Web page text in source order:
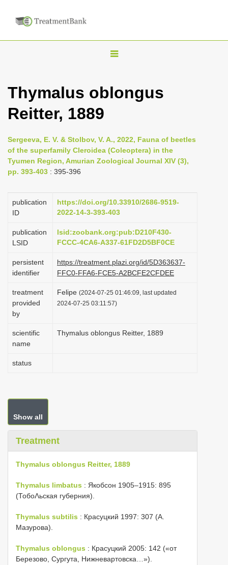
T
g
n
a
g
a
i
n
Thymalus oblongus
Reitter, 1889
Sergeeva, E. V. & Stolbov, V. A., 2022, Fauna of beetles
of the superfamily Cleroidea (Coleoptera) in the
Tyumen Region, Amurian Zoological Journal XIV (3),
pp. 393-403 : 395-396
publication
ID
https://doi.org/10.33910/2686-9519-
2022-14-3-393-403
publication
LSID
lsid:zoobank.org:pub:D210F430-
FCCC-4CA6-A337-61FD2D5BF0CE
persistent
identifier
https://treatment.plazi.org/id/5D363637-
FFC0-FFA6-FCE5-A2BCFE2CFDEE
treatment
provided
by
Felipe (2024-07-25 01:46:09, last updated
2024-07-25 03:11:57)
scientific
name
Thymalus oblongus Reitter, 1889
status
Show all
Treatment
Thymalus oblongus Reitter, 1889
Thymalus limbatus : Якобсон 1905–1915: 895
(ТобоΛьская губерния).
Thymalus subtilis : Красуцкий 1997: 307 (Α.
Мазурова).
Thymalus oblongus : Красуцкий 2005: 142 («от
Березово, Сургута, Нижневартовска…»).